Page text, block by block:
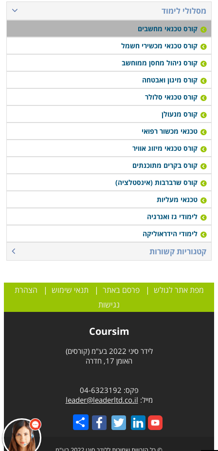
מסלולי לימוד
קורס טכנאי מחשבים
קורס טכנאי מכשירי חשמל
קורס ניהול מחסן ממוחשב
קורס מיגון ואבטחה
קורס טכנאי סלולר
קורס מנעולן
טכנאי מכשור רפואי
קורס טכנאי מיזוג אוויר
קורס בקרים מתוכנתים
קורס שרברבות (אינסטלציה)
טכנאי מעליות
לימודי גז ואנרגיה
לימודי הידראוליקה
קטגוריות קשורות
מפת אתר לגולש |פרסם באתר | תנאי שימוש | הצהרת
נגישות
Coursim
לידר סיני 2022 בע"מ (קורסים)
האומן 17, חדרה
פקס: 04-6323192
מייל: leader@leaderltd.co.il
Share